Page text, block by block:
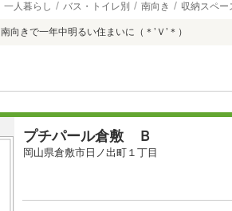
一人暮らし バス・トイレ別 南向き 収納スペー
南向きで一年中明るい住まいに（＊’Ｖ’＊）
プチパール倉敷 Ｂ
岡山県倉敷市日ノ出町１丁目